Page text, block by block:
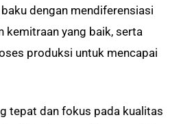
dengan mendiferensiasi
kemitraan yang baik, serta
produksi untuk mencapai
tepat dan fokus pada kualitas